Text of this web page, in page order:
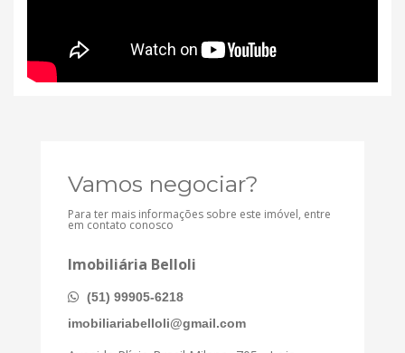
Vamos negociar?
Para ter mais informações sobre este imóvel, entre
em contato conosco
Imobiliária Belloli
(51) 99905-6218
imobiliariabelloli@gmail.com